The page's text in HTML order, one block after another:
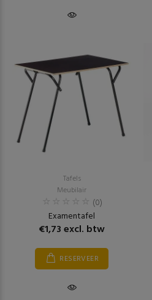
Tafels
Meubilair
(0)
Examentafel
€1,73 excl. btw
RESERVEER